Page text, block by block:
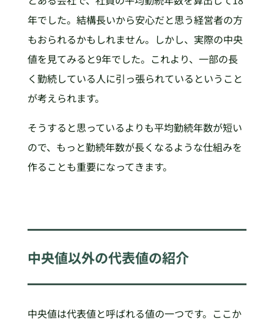
年でした。結構長いから安心だと思う経営者の方
もおられるかもしれません。しかし、実際の中央
値を見てみると9年でした。これより、一部の長
く勤続している人に引っ張られているということ
が考えられます。
そうすると思っているよりも平均勤続年数が短い
ので、もっと勤続年数が長くなるような仕組みを
作ることも重要になってきます。
中央値以外の代表値の紹介
中央値は代表値と呼ばれる値の一つです。ここか